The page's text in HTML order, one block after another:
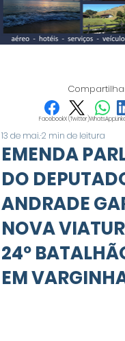
FacebookX (Twitter)WhatsApp
EMENDA
DO
ANDRADE
NOVA
24º
EM
13 de mai.2 min de leitura